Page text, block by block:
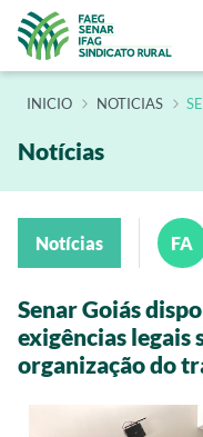
INÍCIO NOTICIAS
Notícias
Notícias FA
Senar Goiás
exigências legais
organização do